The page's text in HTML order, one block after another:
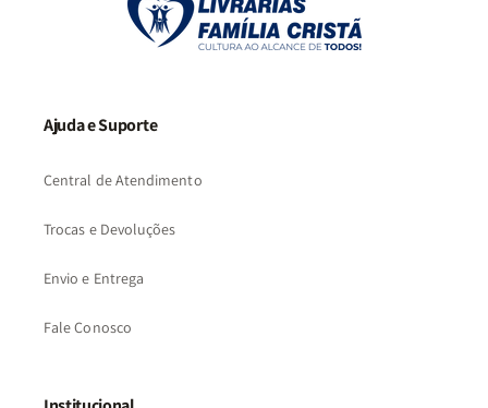
Ajuda e Suporte
Central de Atendimento
Trocas e Devoluções
Envio e Entrega
Fale Conosco